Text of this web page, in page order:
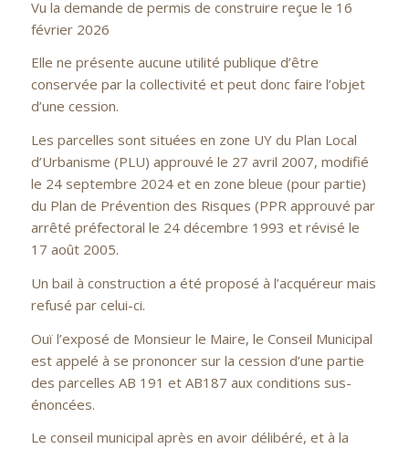
Vu la demande de permis de construire reçue le 16
février 2026
Elle ne présente aucune utilité publique d’être
conservée par la collectivité et peut donc faire l’objet
d’une cession.
Les parcelles sont situées en zone UY du Plan Local
d’Urbanisme (PLU) approuvé le 27 avril 2007, modifié
le 24 septembre 2024 et en zone bleue (pour partie)
du Plan de Prévention des Risques (PPR approuvé par
arrêté préfectoral le 24 décembre 1993 et révisé le
17 août 2005.
Un bail à construction a été proposé à l’acquéreur mais
refusé par celui-ci.
Ouï l’exposé de Monsieur le Maire, le Conseil Municipal
est appelé à se prononcer sur la cession d’une partie
des parcelles AB 191 et AB187 aux conditions sus-
énoncées.
Le conseil municipal après en avoir délibéré, et à la